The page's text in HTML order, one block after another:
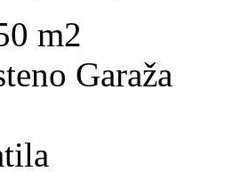
m2
Garaža